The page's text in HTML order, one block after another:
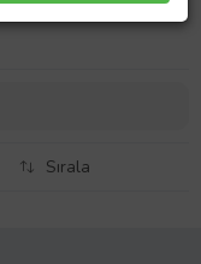
Sırala